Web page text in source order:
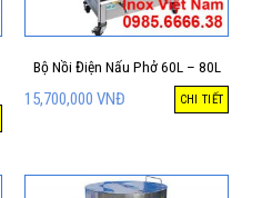
Bộ Nồi Điện Nấu Phở 60L – 80L
15,700,000 VNĐ CHI TIẾT